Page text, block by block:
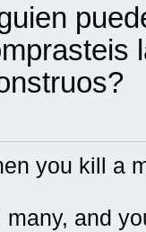
you kill a
many, and